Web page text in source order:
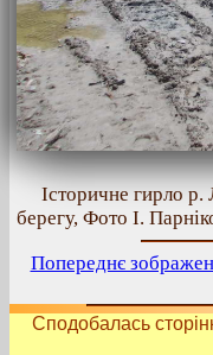
Історичне гирло
берегу, Фото І.
Попереднє
Сподобалась